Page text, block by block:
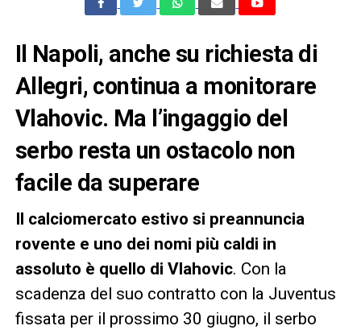
Il Napoli, anche su richiesta di
Allegri, continua a monitorare
Vlahovic. Ma l’ingaggio del
serbo resta un ostacolo non
facile da superare
Il calciomercato estivo si preannuncia
rovente e uno dei nomi più caldi in
assoluto è quello di Vlahovic. Con la
scadenza del suo contratto con la Juventus
fissata per il prossimo 30 giugno, il serbo